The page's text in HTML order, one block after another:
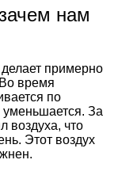
нам
примерно
время
по
уменьшается. За
воздуха, что
Этот воздух